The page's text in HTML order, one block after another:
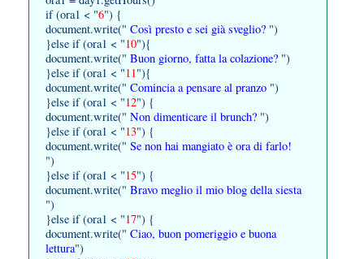
if (ora1 < "6") {
document.write(" Così presto e sei già sveglio? ")
}else if (ora1 < "10"){
document.write(" Buon giorno, fatta la colazione? ")
}else if (ora1 < "11"){
document.write(" Comincia a pensare al pranzo ")
}else if (ora1 < "12") {
document.write(" Non dimenticare il brunch? ")
}else if (ora1 < "13") {
document.write(" Se non hai mangiato è ora di farlo!
")
}else if (ora1 < "15") {
document.write(" Bravo meglio il mio blog della siesta
")
}else if (ora1 < "17") {
document.write(" Ciao, buon pomeriggio e buona
lettura")